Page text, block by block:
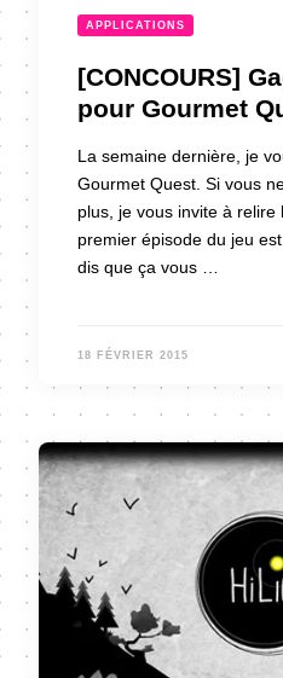
APPLICATIONS
[CONCOURS]
pour Gourmet
La semaine dernière, je
Gourmet Quest. Si vous
plus, je vous invite à relire
premier épisode du jeu
dis que ça vous …
18 FÉVRIER 2015